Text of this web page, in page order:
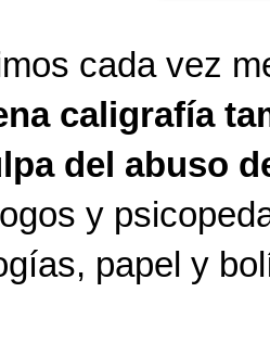
cada vez
caligrafía
del abuso
y
papel y